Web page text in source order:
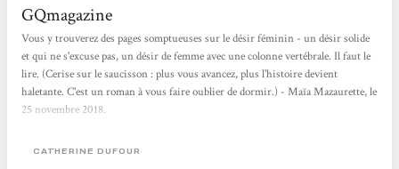
GQmagazine
Vous y trouverez des pages somptueuses sur le désir féminin - un désir solide
et qui ne s'excuse pas, un désir de femme avec une colonne vertébrale. Il faut le
lire. (Cerise sur le saucisson : plus vous avancez, plus l'histoire devient
haletante. C'est un roman à vous faire oublier de dormir.) - Maïa Mazaurette, le
25 novembre 2018.
CATHERINE DUFOUR